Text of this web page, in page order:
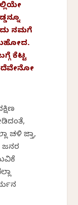
ನಮಗೆ
ಕೆಟ್ಟ
ಚಳಿ ಜಾಸ್ತಿ,
ಜನರ